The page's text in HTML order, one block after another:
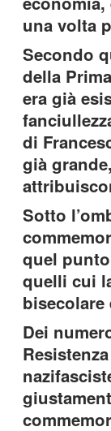
una volta
Secondo
della
era già
di
già
Sotto
quel
quelli cui
bisecolare
Dei